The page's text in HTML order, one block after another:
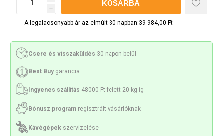
h
A legalacsonyabb ár az elmúlt 30 napban:39 984,00 Ft
Csere és visszaküldés 30 napon belül
Best Buy garancia
Ingyenes szállítás 48000 Ft felett 20 kg-ig
Bónusz program regisztrált vásárlóknak
Kávégépek szervizelése